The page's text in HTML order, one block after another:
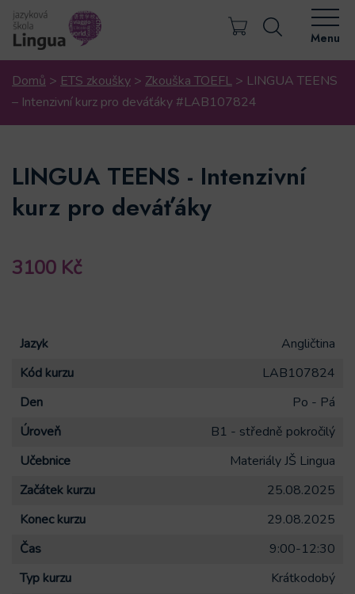
Menu
Domů > ETS zkoušky > Zkouška TOEFL > LINGUA TEENS
– Intenzivní kurz pro deváťáky #LAB107824
LINGUA TEENS - Intenzivní
kurz pro deváťáky
3100 Kč
Jazyk
Angličtina
Kód kurzu
LAB107824
Den
Po - Pá
Úroveň
B1 - středně pokročilý
Učebnice
Materiály JŠ Lingua
Začátek kurzu
25.08.2025
Konec kurzu
29.08.2025
Čas
9:00-12:30
Typ kurzu
Krátkodobý